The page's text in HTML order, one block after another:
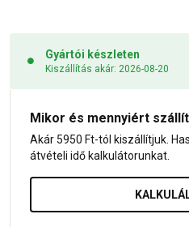
Gyártói készleten
Kiszállítás akár: 2026-08-20
Mikor és mennyiért
Akár 5950 Ft-tól kiszállítjuk.
átvételi idő kalkulátorunkat.